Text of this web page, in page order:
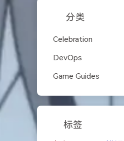
分类
Celebration
DevOps
Game Guides
标签